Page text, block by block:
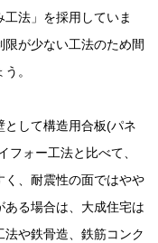
法」を採用していま
が少ない工法のため間
。
として構造用合板(パネ
フォー工法と比べて、
く、耐震性の面ではやや
る場合は、大成住宅は
や鉄骨造、鉄筋コンク